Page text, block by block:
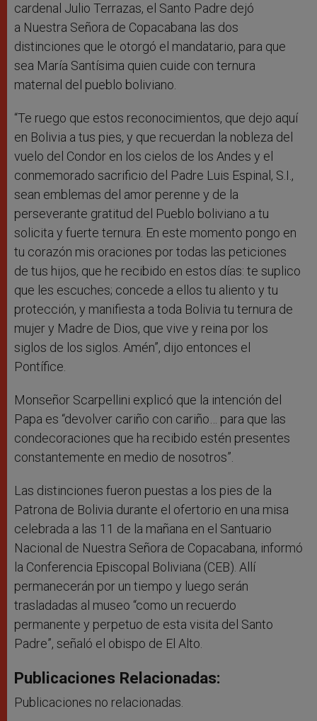
cardenal Julio Terrazas, el Santo Padre dejó
a Nuestra Señora de Copacabana las dos
distinciones que le otorgó el mandatario, para que
sea María Santísima quien cuide con ternura
maternal del pueblo boliviano.
“Te ruego que estos reconocimientos, que dejo aquí
en Bolivia a tus pies, y que recuerdan la nobleza del
vuelo del Condor en los cielos de los Andes y el
conmemorado sacrificio del Padre Luis Espinal, S.I.,
sean emblemas del amor perenne y de la
perseverante gratitud del Pueblo boliviano a tu
solicita y fuerte ternura. En este momento pongo en
tu corazón mis oraciones por todas las peticiones
de tus hijos, que he recibido en estos días: te suplico
que les escuches; concede a ellos tu aliento y tu
protección, y manifiesta a toda Bolivia tu ternura de
mujer y Madre de Dios, que vive y reina por los
siglos de los siglos. Amén”, dijo entonces el
Pontífice.
Monseñor Scarpellini explicó que la intención del
Papa es “devolver cariño con cariño… para que las
condecoraciones que ha recibido estén presentes
constantemente en medio de nosotros”.
Las distinciones fueron puestas a los pies de la
Patrona de Bolivia durante el ofertorio en una misa
celebrada a las 11 de la mañana en el Santuario
Nacional de Nuestra Señora de Copacabana, informó
la Conferencia Episcopal Boliviana (CEB). Allí
permanecerán por un tiempo y luego serán
trasladadas al museo “como un recuerdo
permanente y perpetuo de esta visita del Santo
Padre”, señaló el obispo de El Alto.
Publicaciones Relacionadas:
Publicaciones no relacionadas.